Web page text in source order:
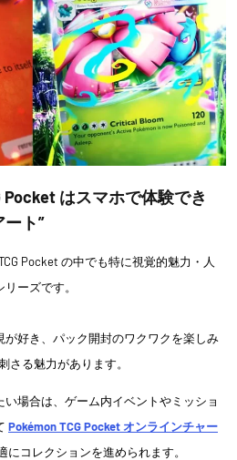
Pocket はスマホで体験でき
ート”
Pocket の中でも特に視覚的魅力・人
ーズです。
好き、パック開封のワクワクを楽しみ
る魅力があります。
場合は、ゲーム内イベントやミッショ
Pokémon TCG Pocket オンラインチャー
コレクションを進められます。